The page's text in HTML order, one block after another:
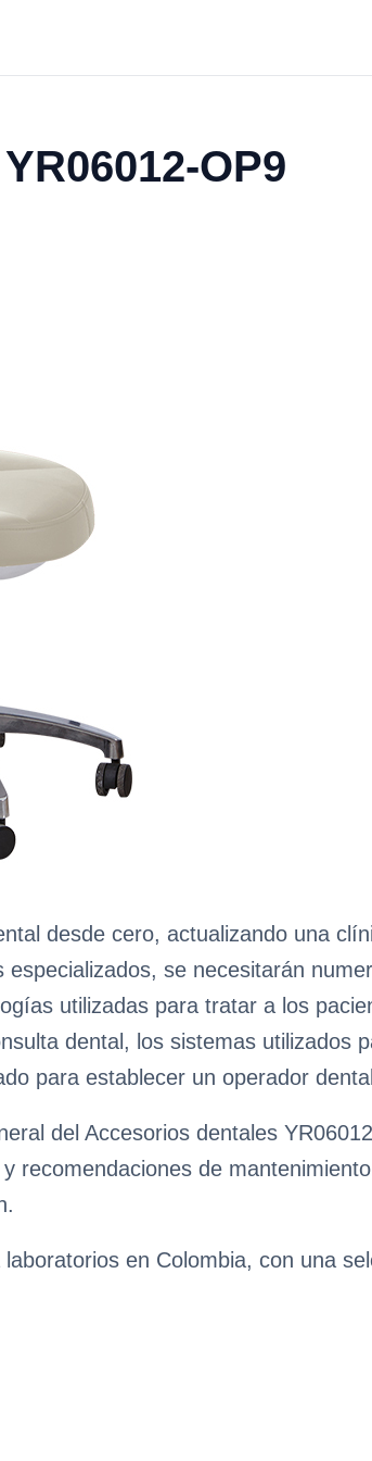
OP9
desde cero, actualizando una
se necesitarán
utilizadas para tratar a los
dental, los sistemas utilizados
para establecer un operador
del Accesorios dentales
recomendaciones de
en Colombia, con una